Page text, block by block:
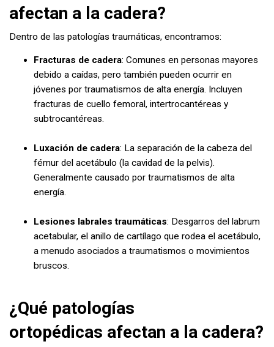
afectan a la cadera?
Dentro de las patologías traumáticas, encontramos:
Fracturas de cadera: Comunes en personas mayores
debido a caídas, pero también pueden ocurrir en
jóvenes por traumatismos de alta energía. Incluyen
fracturas de cuello femoral, intertrocantéreas y
subtrocantéreas.
Luxación de cadera: La separación de la cabeza del
fémur del acetábulo (la cavidad de la pelvis).
Generalmente causado por traumatismos de alta
energía.
Lesiones labrales traumáticas: Desgarros del labrum
acetabular, el anillo de cartílago que rodea el acetábulo,
a menudo asociados a traumatismos o movimientos
bruscos.
¿Qué patologías
ortopédicas afectan a la cadera?